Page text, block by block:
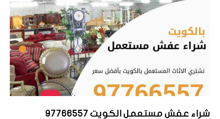
شراء عفش مستعمل الكويت 97766557